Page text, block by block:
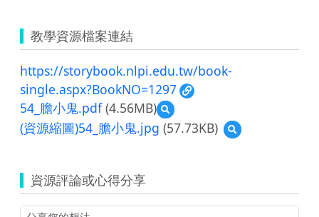
教學資源檔案連結
https://storybook.nlpi.edu.tw/book-
single.aspx?BookNO=1297
54_膽小鬼.pdf(4.56MB)
預
覽
54_
(資源縮圖)54_膽小鬼.jpg (57.73KB)
預
覽
圖)54_
膽
資源評論或心得分享